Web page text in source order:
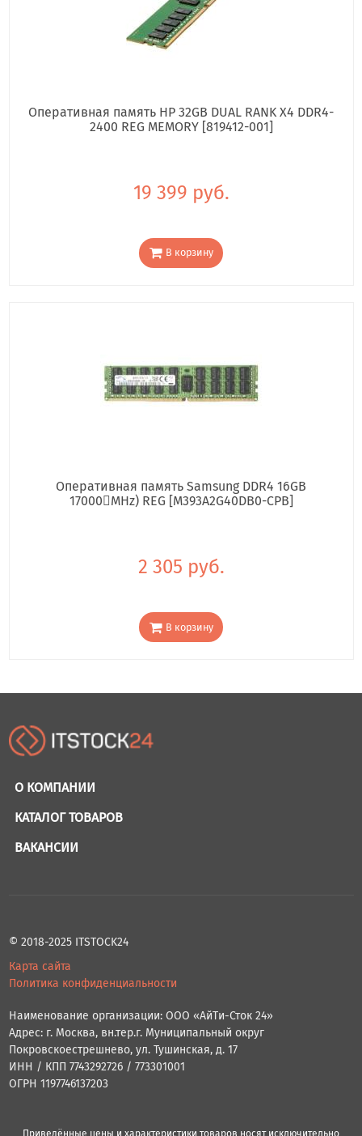
Оперативная память HP 32GB DUAL RANK X4 DDR4-
2400 REG MEMORY [819412-001]
19 399 руб.
В корзину
Оперативная память Samsung DDR4 16GB
17000񢋕MHz) REG [M393A2G40DB0-CPB]
2 305 руб.
В корзину
О КОМПАНИИ
КАТАЛОГ ТОВАРОВ
ВАКАНСИИ
© 2018-2025 ITSTOCK24
Карта сайта
Политика конфиденциальности
Наименование организации: ООО «АйТи-Сток 24»
Адрес: г. Москва, вн.тер.г. Муниципальный округ
Покровскоестрешнево, ул. Тушинская, д. 17
ИНН / КПП 7743292726 / 773301001
ОГРН 1197746137203
Приведённые цены и характеристики товаров носят исключительно